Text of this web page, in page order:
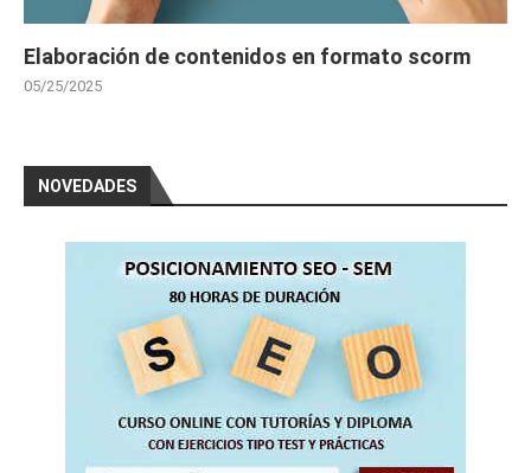
Elaboración de contenidos en formato scorm
05/25/2025
NOVEDADES